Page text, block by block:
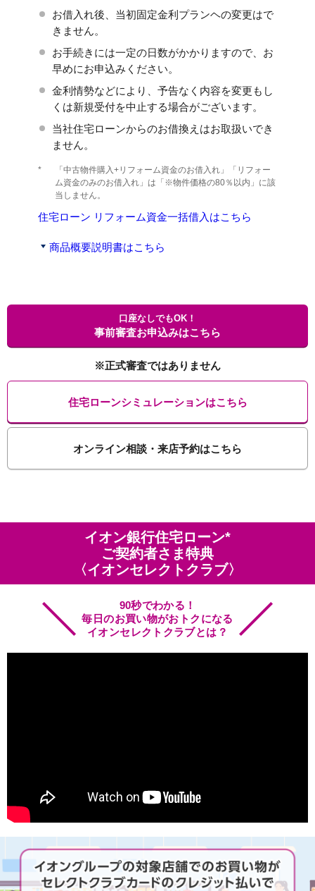
お借入れ後、当初固定金利プランヘの変更はで
きません。
お手続きには一定の日数がかかりますので、お
早めにお申込みください。
金利情勢などにより、予告なく内容を変更もし
くは新規受付を中止する場合がございます。
当社住宅ローンからのお借換えはお取扱いでき
ません。
*
「中古物件購入+リフォーム資金のお借入れ」「リフォー
ム資金のみのお借入れ」は「※物件価格の80％以内」に該
当しません。
住宅ローン リフォーム資金一括借入はこちら
商品概要説明書はこちら
口座なしでもOK！
事前審査お申込みはこちら
※正式審査ではありません
住宅ローンシミュレーションはこちら
オンライン相談・来店予約はこちら
イオン銀行住宅ローン*
ご契約者さま特典
〈イオンセレクトクラブ〉
90秒でわかる！
毎日のお買い物がおトクになる
イオンセレクトクラブとは？